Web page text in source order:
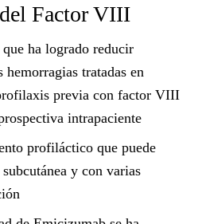
Factor VIII
ha logrado reducir
tratadas en
previa con factor VIII
intrapaciente
profiláctico que puede
y con varias